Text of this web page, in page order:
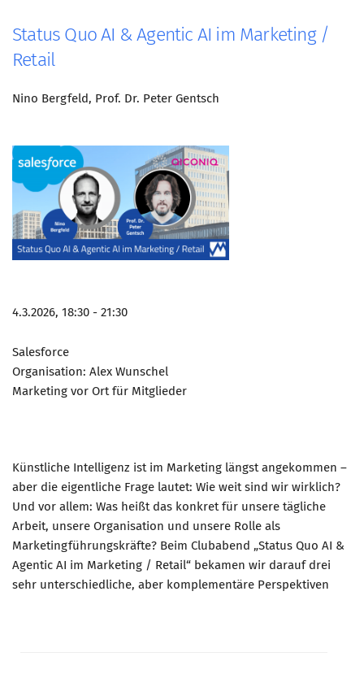
Status Quo AI & Agentic AI im Marketing /
Retail
Nino Bergfeld, Prof. Dr. Peter Gentsch
4.3.2026, 18:30 - 21:30
Salesforce
Organisation: Alex Wunschel
Marketing vor Ort für Mitglieder
Künstliche Intelligenz ist im Marketing längst angekommen –
aber die eigentliche Frage lautet: Wie weit sind wir wirklich?
Und vor allem: Was heißt das konkret für unsere tägliche
Arbeit, unsere Organisation und unsere Rolle als
Marketingführungskräfte? Beim Clubabend „Status Quo AI &
Agentic AI im Marketing / Retail“ bekamen wir darauf drei
sehr unterschiedliche, aber komplementäre Perspektiven